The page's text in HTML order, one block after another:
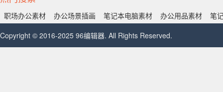
职场办公素材 办公场景插画 笔记本电脑素材 办公用品素材
笔
Copyright © 2016-2025 96编辑器. All Rights Reserved.